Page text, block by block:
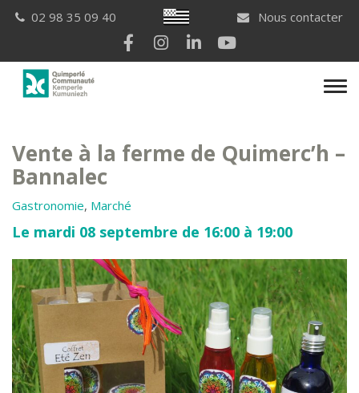
Breton
02 98 35 09 40
Nous contacter
Lien vers le compte Facebook
Lien vers le compte Instagram
Lien vers le compte
Vente à la ferme de Quimerc’h –
Bannalec
Gastronomie, Marché
Le mardi 08 septembre de 16:00 à 19:00